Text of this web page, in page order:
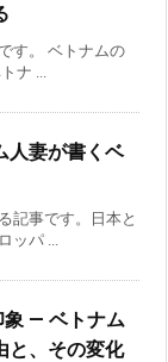
す。 ベトナムの
ナ ...
人妻が書くベ
記事です。日本と
パ ...
象 ― ベトナム
と、その変化